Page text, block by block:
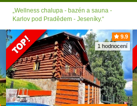
„Wellness chalupa - bazén a sauna -
Karlov pod Pradědem - Jeseníky.“
9.9
1 hodnocení